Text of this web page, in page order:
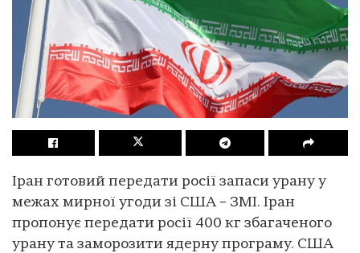
Іран готовий передати росії запаси урану у
межах мирної угоди зі США – ЗМІ. Іран
пропонує передати росії 400 кг збагаченого
урану та заморозити ядерну програму. США